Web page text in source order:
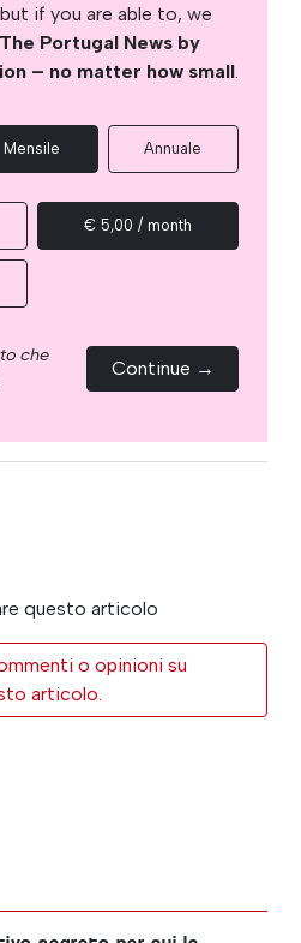
if you are able to, we
Portugal News by
– no matter how small.
Mensile Annuale
€ 5,00 / month
che
Continue →
questo articolo
o opinioni su
articolo.